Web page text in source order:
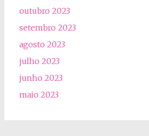
outubro 2023
setembro 2023
agosto 2023
julho 2023
junho 2023
maio 2023